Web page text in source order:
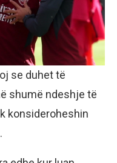
se duhet të
shumë ndeshje të
konsideroheshin